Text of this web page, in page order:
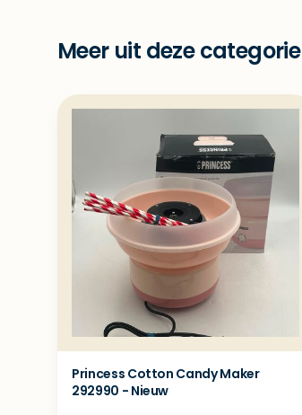
Meer uit deze categorie
Princess Cotton Candy Maker
292990 - Nieuw